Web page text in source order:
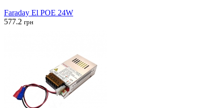
Faraday El POE 24W
577.2 грн